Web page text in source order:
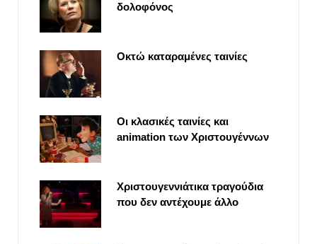
δολοφόνος
Οκτώ καταραμένες ταινίες
Οι κλασικές ταινίες και
animation των Χριστουγέννων
Χριστουγεννιάτικα τραγούδια
που δεν αντέχουμε άλλο